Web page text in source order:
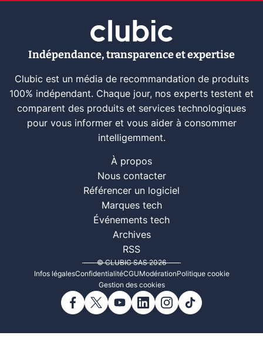
Indépendance, transparence et expertise
Clubic est un média de recommandation de produits
100% indépendant. Chaque jour, nos experts testent et
comparent des produits et services technologiques
pour vous informer et vous aider à consommer
intelligemment.
À propos
Nous contacter
Référencer un logiciel
Marques tech
Événements tech
Archives
RSS
© CLUBIC SAS 2026
Infos légalesConfidentialitéCGUModérationPolitique cookie
Gestion des cookies